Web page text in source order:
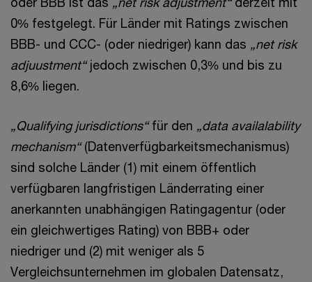
0% festgelegt. Für Länder mit Ratings zwischen
BBB- und CCC- (oder niedriger) kann das „net risk
adjuustment“jedoch zwischen 0,3% und bis zu
8,6% liegen.
„Qualifying jurisdictions“für den „data availalability
mechanism“(Datenverfügbarkeitsmechanismus)
sind solche Länder (1) mit einem öffentlich
verfügbaren langfristigen Länderrating einer
anerkannten unabhängigen Ratingagentur (oder
ein gleichwertiges Rating) von BBB+ oder
niedriger und (2) mit weniger als 5
Vergleichsunternehmen im globalen Datensatz,